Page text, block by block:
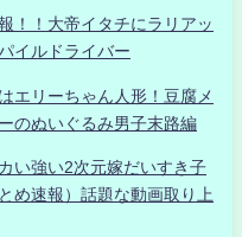
！！大帝イタチにラリアッ
イルドライバー
エリーちゃん人形！豆腐メ
のぬいぐるみ男子末路編
い強い2次元嫁だいすき子
め速報）話題な動画取り上